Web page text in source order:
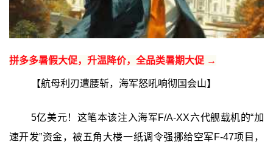
拼多多暑假大促，升温降价，全品类暑期大促 →
【航母利刃遭腰斩，海军怒吼响彻国会山】
5亿美元！这笔本该注入海军F/A-XX六代舰载机的“加
速开发”资金，被五角大楼一纸调令强挪给空军F-47项目，